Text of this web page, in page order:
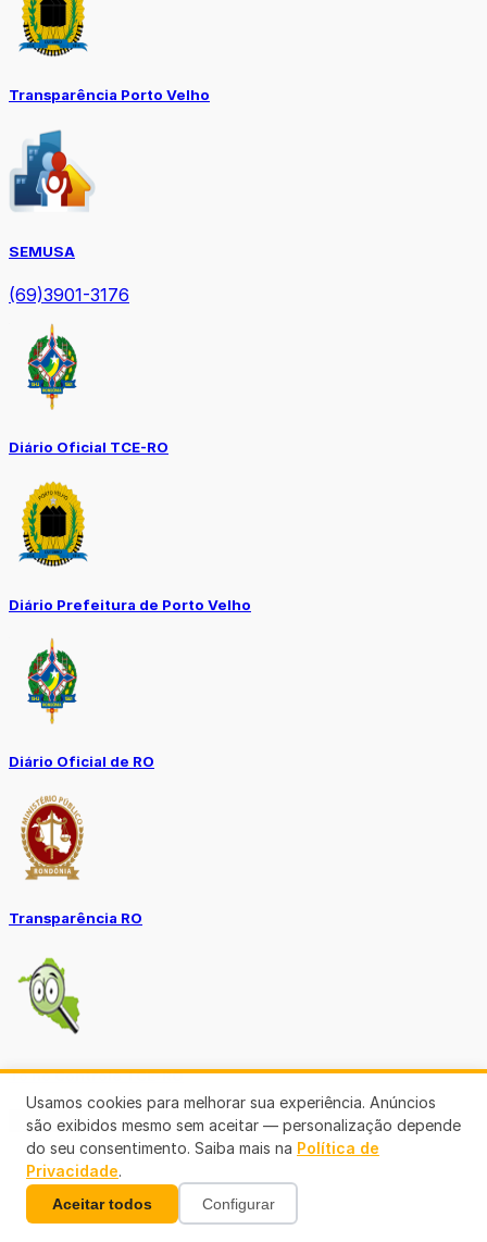
Transparência Porto Velho
SEMUSA
(69)3901-3176
Diário Oficial TCE-RO
Diário Prefeitura de Porto Velho
Diário Oficial de RO
Transparência RO
Tô no Controle TCE-RO
Ver mais
Usamos cookies para melhorar sua experiência. Anúncios
são exibidos mesmo sem aceitar — personalização depende
do seu consentimento. Saiba mais na Política de
Privacidade.
Aceitar todos Configurar